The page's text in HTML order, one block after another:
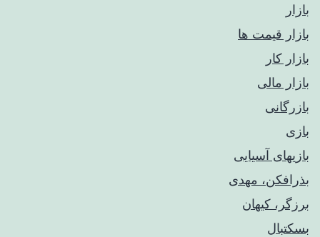
بازار
بازار قیمت ها
بازار کار
بازار مالی
بازرگانی
بازی
بازیهای آسیایی
بذرافکن، مهدی
برزگر، کیهان
بسکتبال